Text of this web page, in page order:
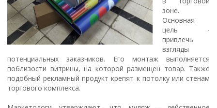
зоне.
Основная
цель -
привлечь
взгляды
потенциальных заказчиков. Его монтаж выполняется
поблизости витрины, на которой размещен товар. Также
подобный рекламный продукт крепят к потолку или стенам
торгового комплекса.